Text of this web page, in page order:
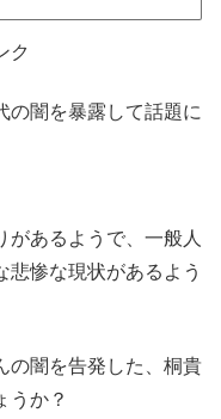
ク
の闇を暴露して話題に
があるようで、一般人
悲惨な現状があるよう
の闇を告発した、桐貴
うか？